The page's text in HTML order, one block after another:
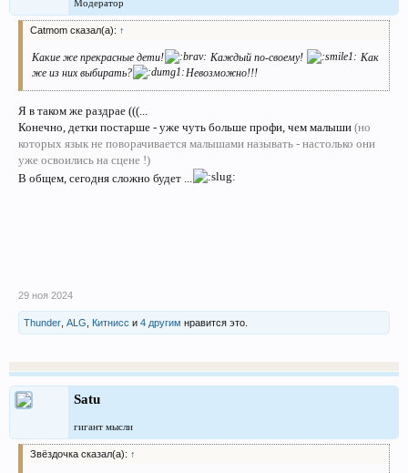
Модератор
Catmom сказал(а): ↑
Какие же прекрасные дети! Каждый по-своему!
Как
же из них выбирать?
Невозможно!!!
Я в таком же раздрае (((...
Конечно, детки постарше - уже чуть больше профи, чем малыши (но
которых язык не поворачивается малышами называть - настолько они
уже освоились на сцене !)
В общем, сегодня сложно будет ...
29 ноя 2024
Thunder ALG Китнисс и 4 другим нравится это.
Satu
гигант мысли
Звёздочка сказал(а): ↑